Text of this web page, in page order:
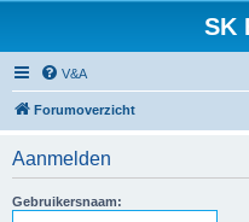
SK
V&A
Forumoverzicht
Aanmelden
Gebruikersnaam: